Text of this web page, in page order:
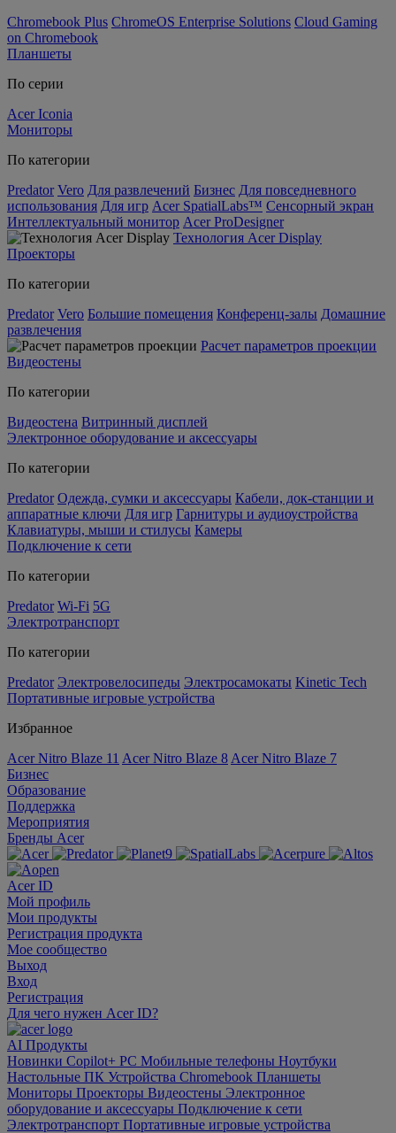
Chromebook Plus ChromeOS Enterprise Solutions Cloud Gaming
on Chromebook
Планшеты
По серии
Acer Iconia
Мониторы
По категории
Predator Vero Для развлечений Бизнес Для повседневного
использования Для игр Acer SpatialLabs™ Сенсорный экран
Интеллектуальный монитор Acer ProDesigner
Технология Acer Display
Проекторы
По категории
Predator Vero Большие помещения Конференц-залы Домашние
развлечения
Расчет параметров проекции
Видеостены
По категории
Видеостена Витринный дисплей
Электронное оборудование и аксессуары
По категории
Predator Одежда, сумки и аксессуары Кабели, док-станции и
аппаратные ключи Для игр Гарнитуры и аудиоустройства
Клавиатуры, мыши и стилусы Камеры
Подключение к сети
По категории
Predator Wi-Fi 5G
Электротранспорт
По категории
Predator Электровелосипеды Электросамокаты Kinetic Tech
Портативные игровые устройства
Избранное
Acer Nitro Blaze 11 Acer Nitro Blaze 8 Acer Nitro Blaze 7
Бизнес
Образование
Поддержка
Мероприятия
Бренды Acer
Acer ID
Мой профиль
Мои продукты
Регистрация продукта
Мое сообщество
Выход
Вход
Регистрация
Для чего нужен Acer ID?
AI Продукты
Новинки Copilot+ PC Мобильные телефоны Ноутбуки
Настольные ПК Устройства Chromebook Планшеты
Мониторы Проекторы Видеостены Электронное
оборудование и аксессуары Подключение к сети
Электротранспорт Портативные игровые устройства